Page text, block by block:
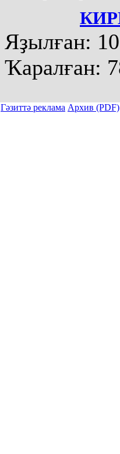
Яҙылған:
Ҡаралған:
Гәзиттә реклама Архив (PDF)